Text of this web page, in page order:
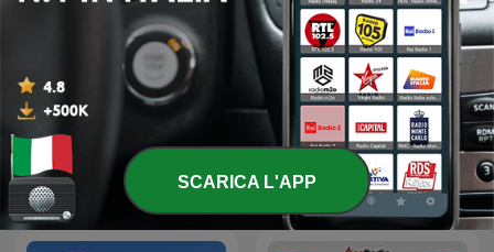
Эхо Москвы Les Grosses Têtes
SCARICA L'APP